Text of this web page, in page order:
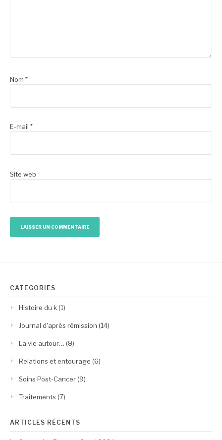
Nom *
E-mail *
Site web
CATÉGORIES
Histoire du k (1)
Journal d'après rémission (14)
La vie autour… (8)
Relations et entourage (6)
Soins Post-Cancer (9)
Traitements (7)
ARTICLES RÉCENTS